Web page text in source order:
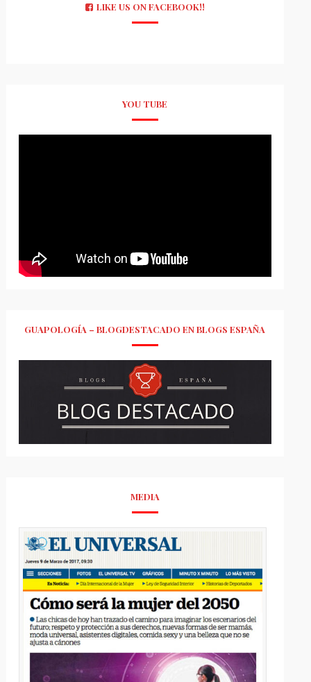
LIKE US ON FACEBOOK!!
YOU TUBE
GUAPOLOGÍA – BLOGDESTACADO EN BLOGS ESPAÑA
MEDIA